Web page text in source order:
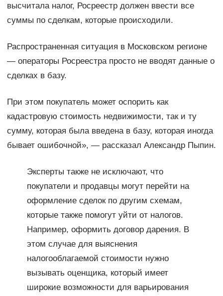
высчитала налог, Росреестр должен ввести все
суммы по сделкам, которые происходили.
Распространенная ситуация в Московском регионе
— операторы Росреестра просто не вводят данные о
сделках в базу.
При этом покупатель может оспорить как
кадастровую стоимость недвижимости, так и ту
сумму, которая была введена в базу, которая иногда
бывает ошибочной», — рассказал Александр Пыпин.
Эксперты также не исключают, что
покупатели и продавцы могут перейти на
оформление сделок по другим схемам,
которые также помогут уйти от налогов.
Например, оформить договор дарения. В
этом случае для выяснения
налогооблагаемой стоимости нужно
вызывать оценщика, который имеет
широкие возможности для варьирования